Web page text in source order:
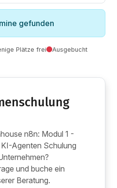
gefunden
Plätze frei Ausgebucht
n8n: Modul 1 -
Agenten Schulung
und buche ein
Beratung.